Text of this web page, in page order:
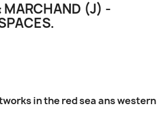
MARCHAND (J) -
in the red sea ans western